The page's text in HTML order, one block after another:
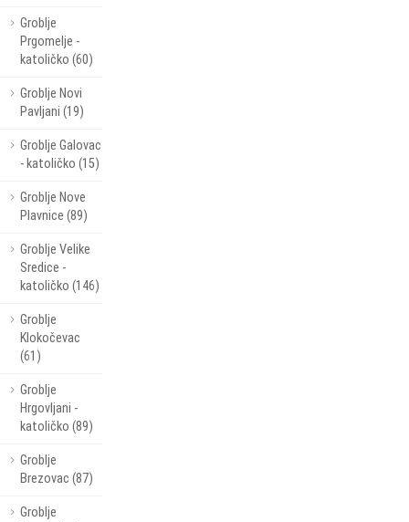
Groblje
Prgomelje -
katoličko (60)
Groblje Novi
Pavljani (19)
Groblje Galovac
- katoličko (15)
Groblje Nove
Plavnice (89)
Groblje Velike
Sredice -
katoličko (146)
Groblje
Klokočevac
(61)
Groblje
Hrgovljani -
katoličko (89)
Groblje
Brezovac (87)
Groblje